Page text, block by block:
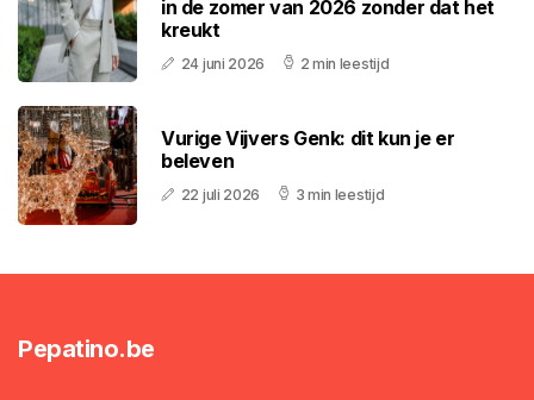
in de zomer van 2026 zonder dat het
kreukt
24 juni 2026 2 min leestijd
Vurige Vijvers Genk: dit kun je er
beleven
22 juli 2026 3 min leestijd
Pepatino.be